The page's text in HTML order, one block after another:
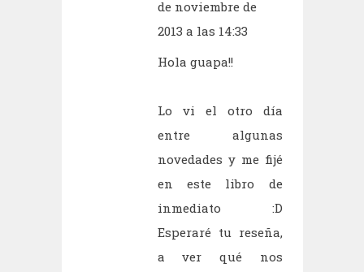
de noviembre de
2013 a las 14:33
Hola guapa!!
Lo vi el otro día
entre algunas
novedades y me fijé
en este libro de
inmediato :D
Esperaré tu reseña,
a ver qué nos